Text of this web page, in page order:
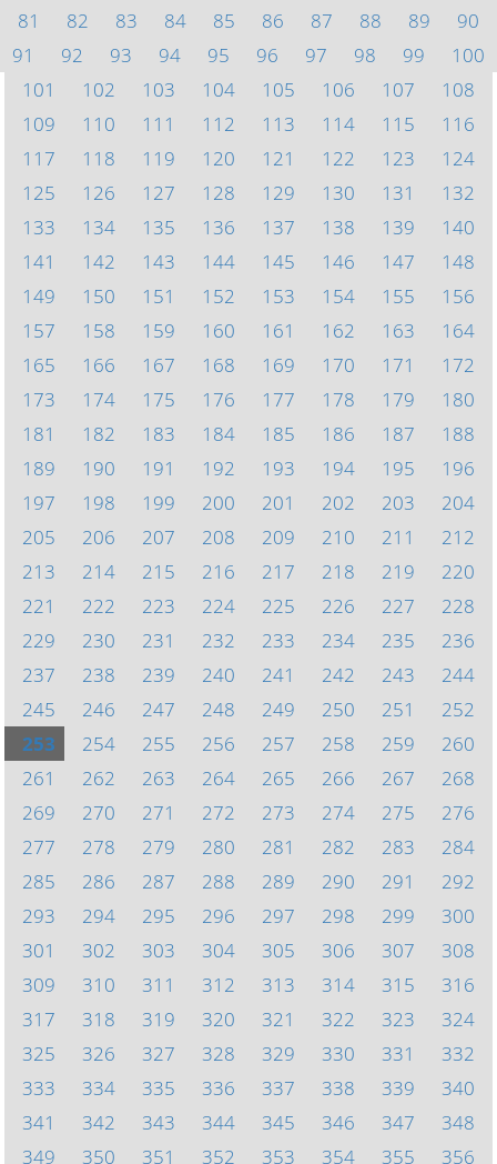
81
82 83 84 85 86 87 88 89
90
91
92 93 94 95 96 97 98 99
100
101
102 103 104 105 106 107
108
109
110 111 112 113 114 115
116
117
118 119 120 121 122 123
124
125
126 127 128 129 130 131
132
133
134 135 136 137 138 139
140
141
142 143 144 145 146 147
148
149
150 151 152 153 154 155
156
157
158 159 160 161 162 163
164
165
166 167 168 169 170 171
172
173
174 175 176 177 178 179
180
181
182 183 184 185 186 187
188
189
190 191 192 193 194 195
196
197
198 199 200 201 202 203
204
205
206 207 208 209 210 211
212
213
214 215 216 217 218 219
220
221
222 223 224 225 226 227
228
229
230 231 232 233 234 235
236
237
238 239 240 241 242 243
244
245
246 247 248 249 250 251
252
253
254 255 256 257 258 259
260
261
262 263 264 265 266 267
268
269
270 271 272 273 274 275
276
277
278 279 280 281 282 283
284
285
286 287 288 289 290 291
292
293
294 295 296 297 298 299
300
301
302 303 304 305 306 307
308
309
310 311 312 313 314 315
316
317
318 319 320 321 322 323
324
325
326 327 328 329 330 331
332
333
334 335 336 337 338 339
340
341
342 343 344 345 346 347
348
349
350 351 352 353 354 355 356